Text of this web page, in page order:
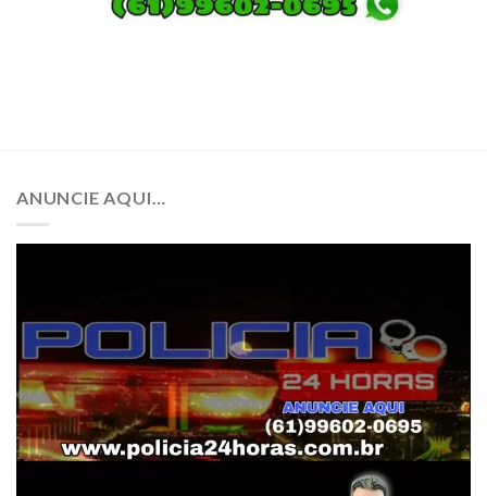
ANUNCIE AQUI…